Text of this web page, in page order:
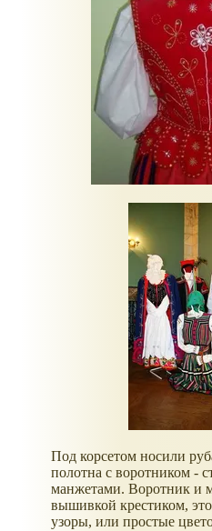
Под корсетом носили
полотна с воротником -
манжетами. Воротник и
вышивкой крестиком,
узоры, или простые